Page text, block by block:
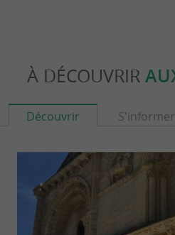
À DÉCOUVRIR
Découvrir S'informer